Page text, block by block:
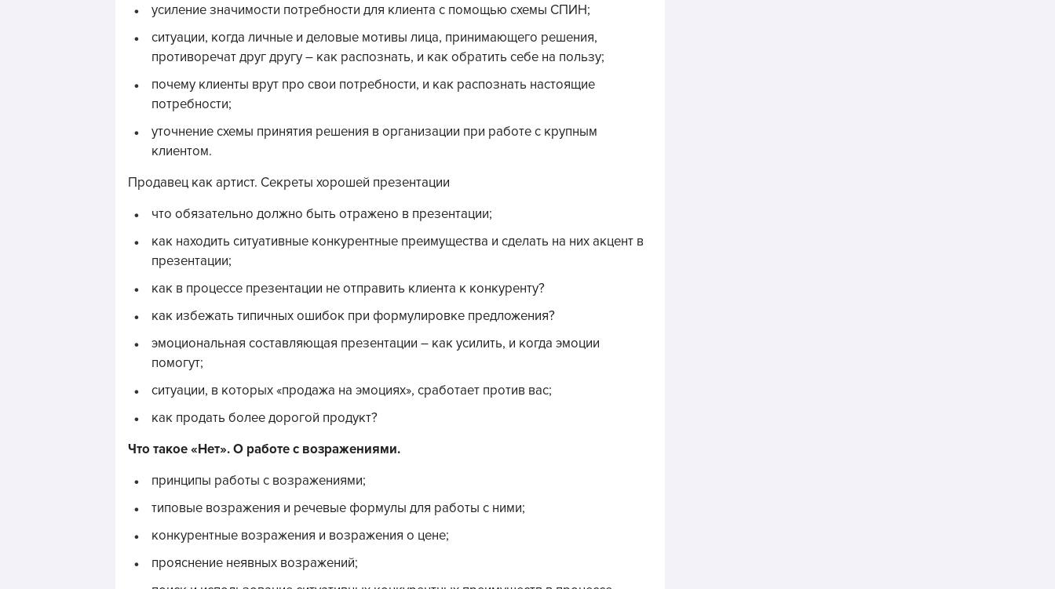
усиление значимости потребности для клиента с помощью схемы СПИН;
ситуации, когда личные и деловые мотивы лица, принимающего решения,
противоречат друг другу – как распознать, и как обратить себе на пользу;
почему клиенты врут про свои потребности, и как распознать настоящие
потребности;
уточнение схемы принятия решения в организации при работе с крупным
клиентом.
Продавец как артист. Секреты хорошей презентации
что обязательно должно быть отражено в презентации;
как находить ситуативные конкурентные преимущества и сделать на них акцент в
презентации;
как в процессе презентации не отправить клиента к конкуренту?
как избежать типичных ошибок при формулировке предложения?
эмоциональная составляющая презентации – как усилить, и когда эмоции
помогут;
ситуации, в которых «продажа на эмоциях», сработает против вас;
как продать более дорогой продукт?
Что такое «Нет». О работе с возражениями.
принципы работы с возражениями;
типовые возражения и речевые формулы для работы с ними;
конкурентные возражения и возражения о цене;
прояснение неявных возражений;